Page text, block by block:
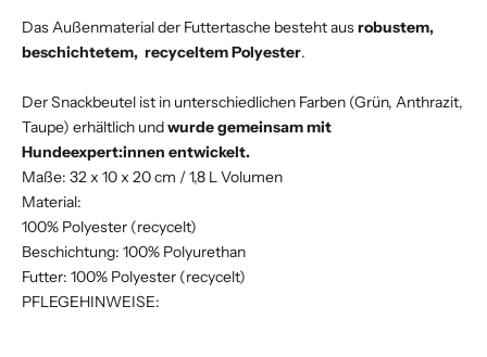
Das Außenmaterial der Futtertasche besteht ausrobustem,
beschichtetem, recyceltem Polyester.
Der Snackbeutel ist in unterschiedlichen Farben (Grün, Anthrazit,
Taupe) erhältlich undwurde gemeinsam mit
Hundeexpert:innen entwickelt.
Maße: 32 x 10 x 20 cm / 1,8 L Volumen
Material:
100% Polyester (recycelt)
Beschichtung: 100% Polyurethan
Futter: 100% Polyester (recycelt)
PFLEGEHINWEISE: